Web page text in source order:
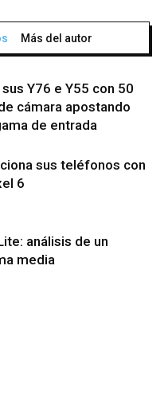
Más del autor
Y76 e Y55 con 50
cámara apostando
de entrada
sus teléfonos con
6
análisis de un
media